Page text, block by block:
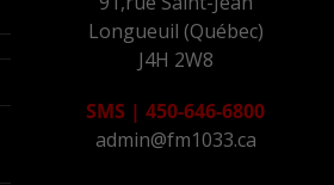
Longueuil (Québec)
J4H 2W8
SMS | 450-646-6800
admin@fm1033.ca